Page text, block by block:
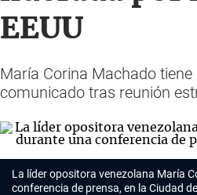
EEUU
María Corina Machado
comunicado tras reunión
La líder opositora venezolana María
conferencia de prensa, en la Ciudad